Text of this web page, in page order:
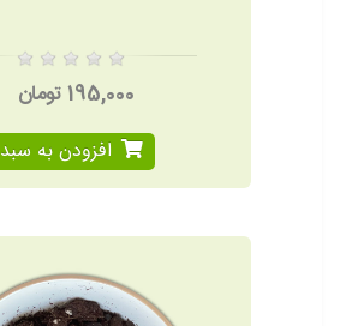
195,000 تومان
افزودن به سبد